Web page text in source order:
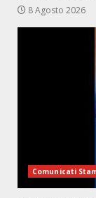
8 Agosto 2026
Comunicati